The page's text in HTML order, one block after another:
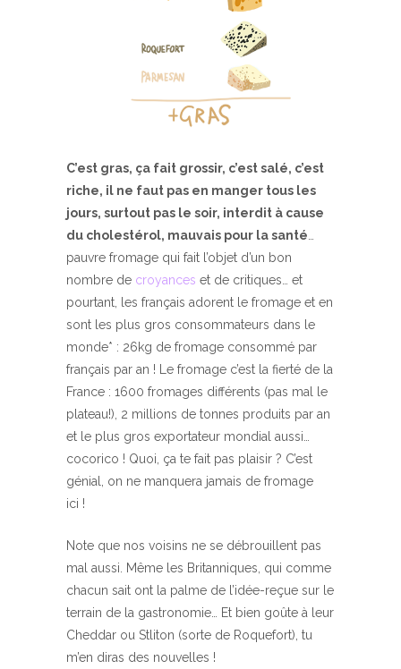
C’est gras, ça fait grossir, c’est salé, c’est
riche, il ne faut pas en manger tous les
jours, surtout pas le soir, interdit à cause
du cholestérol, mauvais pour la santé
pauvre fromage qui fait l’objet d’un bon
nombre de croyances et de critiques… et
pourtant, les français adorent le fromage et en
sont les plus gros consommateurs dans le
monde* : 26kg de fromage consommé par
français par an ! Le fromage c’est la fierté de la
France : 1600 fromages différents (pas mal le
plateau!), 2 millions de tonnes produits par an
et le plus gros exportateur mondial aussi…
cocorico ! Quoi, ça te fait pas plaisir ? C’est
génial, on ne manquera jamais de fromage
ici !
Note que nos voisins ne se débrouillent pas
mal aussi. Même les Britanniques, qui comme
chacun sait ont la palme de l’idée-reçue sur le
terrain de la gastronomie… Et bien goûte à leur
Cheddar ou Stliton (sorte de Roquefort), tu
m’en diras des nouvelles !